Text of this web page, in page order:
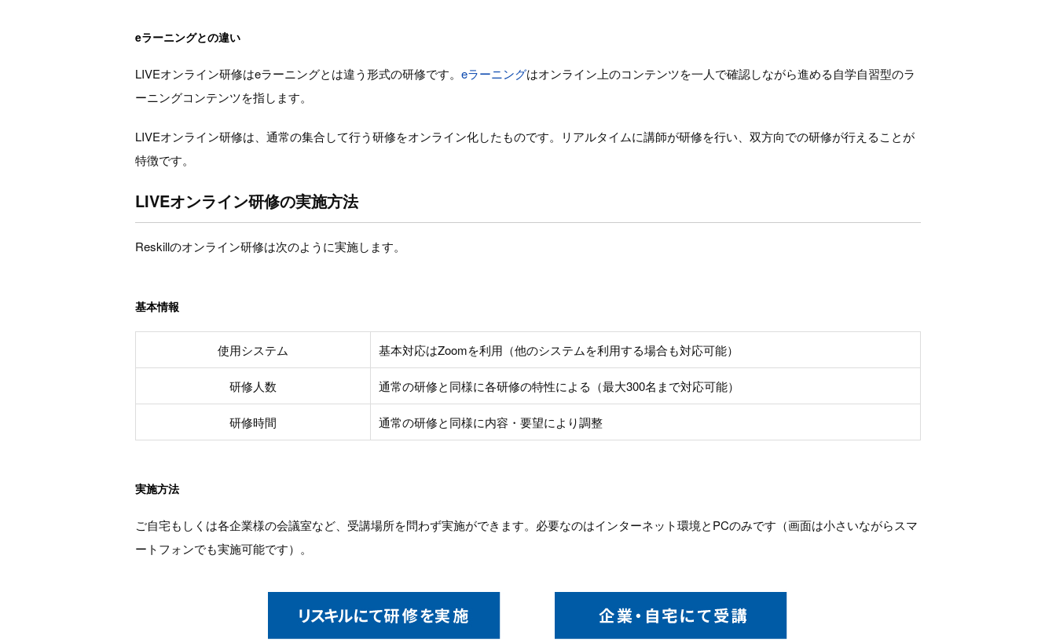
eラーニングとの違い
LIVEオンライン研修はeラーニングとは違う形式の研修です。 eラーニングはオンライン上のコンテンツを一人で確認しながら進める自学自習型のラ
ーニングコンテンツを指します。
LIVEオンライン研修は、通常の集合して行う研修をオンライン化したものです。リアルタイムに講師が研修を行い、双方向での研修が行えることが
特徴です。
LIVEオンライン研修の実施方法
Reskillのオンライン研修は次のように実施します。
基本情報
使用システム 基本対応はZoomを利用（他のシステムを利用する場合も対応可能）
研修人数 通常の研修と同様に各研修の特性による（最大300名まで対応可能）
研修時間 通常の研修と同様に内容・要望により調整
実施方法
ご自宅もしくは各企業様の会議室など、受講場所を問わず実施ができます。必要なのはインターネット環境とPCのみです（画面は小さいながらスマ
ートフォンでも実施可能です）。